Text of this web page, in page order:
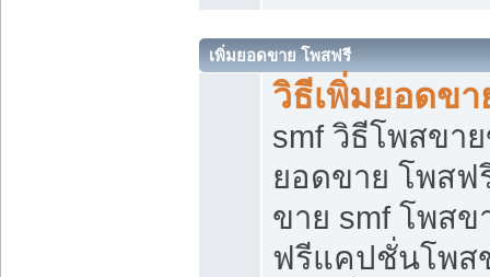
เพิ่มยอดขาย โพสฟรี
วิธีเพิ่มยอดข
smf วิธีโพสขา
ยอดขาย โพสฟ
ขาย smf โพส
ฟรีแคปชั่นโพส